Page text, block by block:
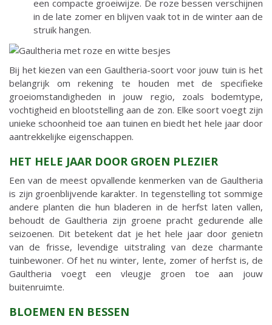
een compacte groeiwijze. De roze bessen verschijnen
in de late zomer en blijven vaak tot in de winter aan de
struik hangen.
Bij het kiezen van een Gaultheria-soort voor jouw tuin is het
belangrijk om rekening te houden met de specifieke
groeiomstandigheden in jouw regio, zoals bodemtype,
vochtigheid en blootstelling aan de zon. Elke soort voegt zijn
unieke schoonheid toe aan tuinen en biedt het hele jaar door
aantrekkelijke eigenschappen.
HET HELE JAAR DOOR GROEN PLEZIER
Een van de meest opvallende kenmerken van de Gaultheria
is zijn groenblijvende karakter. In tegenstelling tot sommige
andere planten die hun bladeren in de herfst laten vallen,
behoudt de Gaultheria zijn groene pracht gedurende alle
seizoenen. Dit betekent dat je het hele jaar door genietn
van de frisse, levendige uitstraling van deze charmante
tuinbewoner. Of het nu winter, lente, zomer of herfst is, de
Gaultheria voegt een vleugje groen toe aan jouw
buitenruimte.
BLOEMEN EN BESSEN